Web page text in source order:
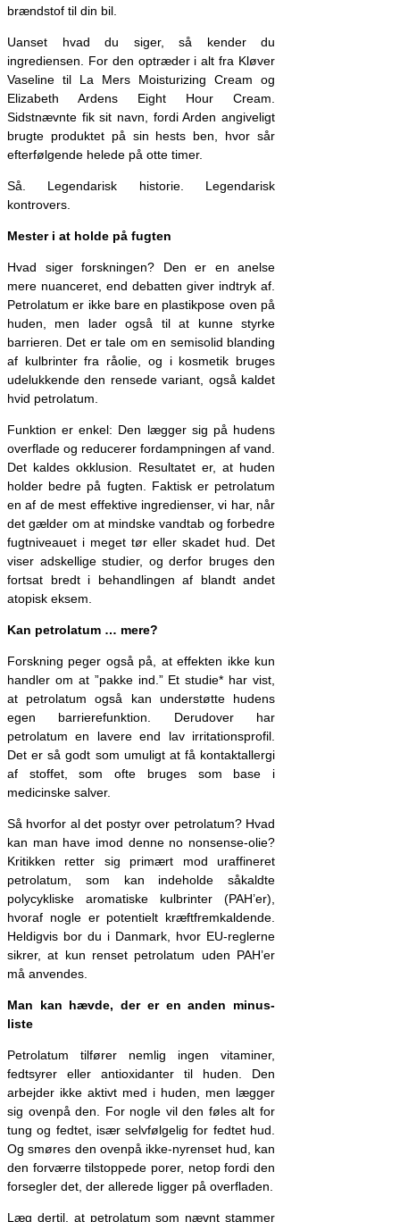
brændstof til din bil.
Uanset hvad du siger, så kender du
ingrediensen. For den optræder i alt fra Kløver
Vaseline til La Mers Moisturizing Cream og
Elizabeth Ardens Eight Hour Cream.
Sidstnævnte fik sit navn, fordi Arden angiveligt
brugte produktet på sin hests ben, hvor sår
efterfølgende helede på otte timer.
Så. Legendarisk historie. Legendarisk
kontrovers.
Mester i at holde på fugten
Hvad siger forskningen? Den er en anelse
mere nuanceret, end debatten giver indtryk af.
Petrolatum er ikke bare en plastikpose oven på
huden, men lader også til at kunne styrke
barrieren. Det er tale om en semisolid blanding
af kulbrinter fra råolie, og i kosmetik bruges
udelukkende den rensede variant, også kaldet
hvid petrolatum.
Funktion er enkel: Den lægger sig på hudens
overflade og reducerer fordampningen af vand.
Det kaldes okklusion. Resultatet er, at huden
holder bedre på fugten. Faktisk er petrolatum
en af de mest effektive ingredienser, vi har, når
det gælder om at mindske vandtab og forbedre
fugtniveauet i meget tør eller skadet hud. Det
viser adskellige studier, og derfor bruges den
fortsat bredt i behandlingen af blandt andet
atopisk eksem.
Kan petrolatum … mere?
Forskning peger også på, at effekten ikke kun
handler om at ”pakke ind.” Et studie* har vist,
at petrolatum også kan understøtte hudens
egen barrierefunktion. Derudover har
petrolatum en lavere end lav irritationsprofil.
Det er så godt som umuligt at få kontaktallergi
af stoffet, som ofte bruges som base i
medicinske salver.
Så hvorfor al det postyr over petrolatum? Hvad
kan man have imod denne no nonsense-olie?
Kritikken retter sig primært mod uraffineret
petrolatum, som kan indeholde såkaldte
polycykliske aromatiske kulbrinter (PAH’er),
hvoraf nogle er potentielt kræftfremkaldende.
Heldigvis bor du i Danmark, hvor EU-reglerne
sikrer, at kun renset petrolatum uden PAH’er
må anvendes.
Man kan hævde, der er en anden minus-
liste
Petrolatum tilfører nemlig ingen vitaminer,
fedtsyrer eller antioxidanter til huden. Den
arbejder ikke aktivt med i huden, men lægger
sig ovenpå den. For nogle vil den føles alt for
tung og fedtet, især selvfølgelig for fedtet hud.
Og smøres den ovenpå ikke-nyrenset hud, kan
den forværre tilstoppede porer, netop fordi den
forsegler det, der allerede ligger på overfladen.
Læg dertil, at petrolatum som nævnt stammer